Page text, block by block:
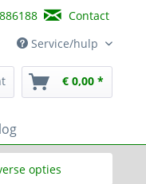
Contact
Service/hulp
€ 0,00 *
opties